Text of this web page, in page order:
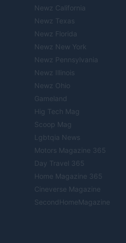
Newz California
Newz Texas
Newz Florida
Newz New York
Newz Pennsylvania
Newz Illinois
Newz Ohio
Gameland
Hig Tech Mag
Scoop Mag
Lgbtqia News
Motors Magazine 365
Day Travel 365
Home Magazine 365
Cineverse Magazine
SecondHomeMagazine